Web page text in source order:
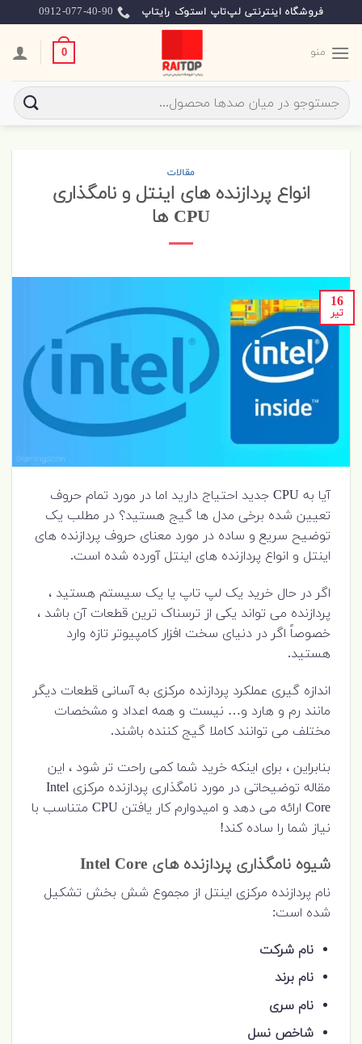
to
content
فروشگاه اینترنتی لپ‌تاپ استوک رایتاپ 0912-077-40-90
منو 0
جستجو
برای:
مقالات
انواع پردازنده های اینتل و نامگذاری
CPU ها
16
تیر
آیا به CPU جدید احتیاج دارید اما در مورد تمام حروف
تعیین شده برخی مدل ها گیج هستید؟ در مطلب یک
توضیح سریع و ساده در مورد معنای حروف پردازنده های
اینتل و انواع پردازنده های اینتل آورده شده است.
اگر در حال خرید یک لپ تاپ یا یک سیستم هستید ،
پردازنده می تواند یکی از ترسناک ترین قطعات آن باشد ،
خصوصاً اگر در دنیای سخت افزار کامپیوتر تازه وارد
هستید.
اندازه گیری عملکرد پردازنده مرکزی به آسانی قطعات دیگر
مانند رم و هارد و… نیست و همه اعداد و مشخصات
مختلف می توانند کاملا گیج کننده باشند.
بنابراین ، برای اینکه خرید شما کمی راحت تر شود ، این
مقاله توضیحاتی در مورد نامگذاری پردازنده مرکزی Intel
Core ارائه می دهد و امیدوارم کار یافتن CPU متناسب با
نیاز شما را ساده کند!
شیوه نامگذاری پردازنده های Intel Core
نام پردازنده مرکزی اینتل از مجموع شش بخش تشکیل
شده است:
نام شرکت
نام برند
نام سری
شاخص نسل